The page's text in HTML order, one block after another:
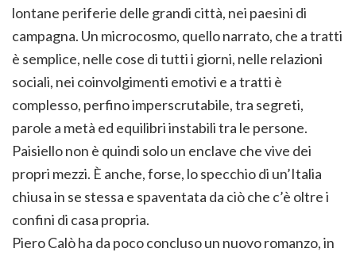
lontane periferie delle grandi città, nei paesini di
campagna. Un microcosmo, quello narrato, che a tratti
è semplice, nelle cose di tutti i giorni, nelle relazioni
sociali, nei coinvolgimenti emotivi e a tratti è
complesso, perfino imperscrutabile, tra segreti,
parole a metà ed equilibri instabili tra le persone.
Paisiello non è quindi solo un enclave che vive dei
propri mezzi. È anche, forse, lo specchio di un’Italia
chiusa in se stessa e spaventata da ciò che c’è oltre i
confini di casa propria.
Piero Calò ha da poco concluso un nuovo romanzo, in